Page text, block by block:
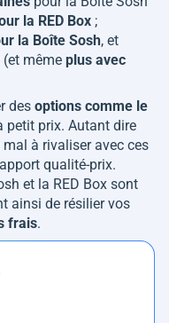
la RED Box ;
la Boîte Sosh, et
(et même plus avec
des options comme le
petit prix. Autant dire
à rivaliser avec ces
qualité-prix.
et la RED Box sont
ainsi de résilier vos
frais.